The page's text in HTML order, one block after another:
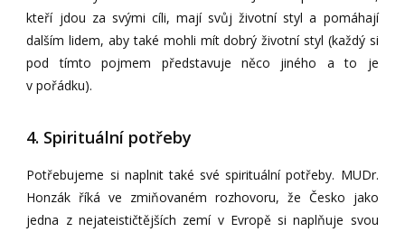
kteří jdou za svými cíli, mají svůj životní styl a pomáhají
dalším lidem, aby také mohli mít dobrý životní styl (každý si
pod tímto pojmem představuje něco jiného a to je
v pořádku).
4. Spirituální potřeby
Potřebujeme si naplnit také své spirituální potřeby. MUDr.
Honzák říká ve zmiňovaném rozhovoru, že Česko jako
jedna z nejateističtějších zemí v Evropě si naplňuje svou